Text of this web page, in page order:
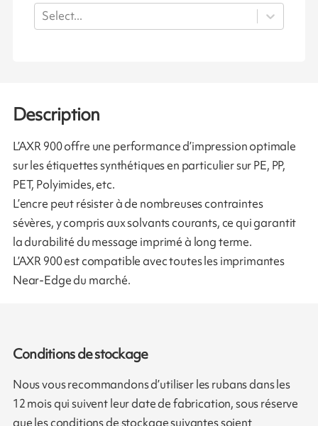
Select...
Description
L’AXR 900 offre une performance d’impression optimale
sur les étiquettes synthétiques en particulier sur PE, PP,
PET, Polyimides, etc.
L’encre peut résister à de nombreuses contraintes
sévères, y compris aux solvants courants, ce qui garantit
la durabilité du message imprimé à long terme.
L’AXR 900 est compatible avec toutes les imprimantes
Near-Edge du marché.
Conditions de stockage
Nous vous recommandons d’utiliser les rubans dans les
12 mois qui suivent leur date de fabrication, sous réserve
que les conditions de stockage suivantes soient